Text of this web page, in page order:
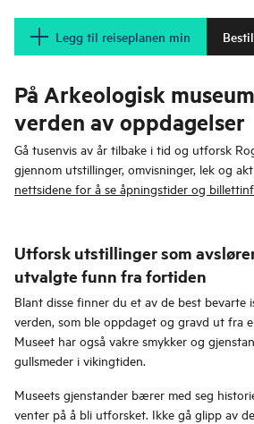
Legg til reiseplanen min
På Arkeologisk
verden av oppdagelser
Gå tusenvis av år tilbake i tid og utforsk
gjennom utstillinger, omvisninger, lek og
nettsidene for å se åpningstider og
Utforsk utstillinger som
utvalgte funn fra fortiden
Blant disse finner du et av de best bevarte
verden, som ble oppdaget og gravd ut fra
Museet har også vakre smykker og
gullsmeder i vikingtiden.
Museets gjenstander bærer med seg
venter på å bli utforsket. Ikke gå glipp av